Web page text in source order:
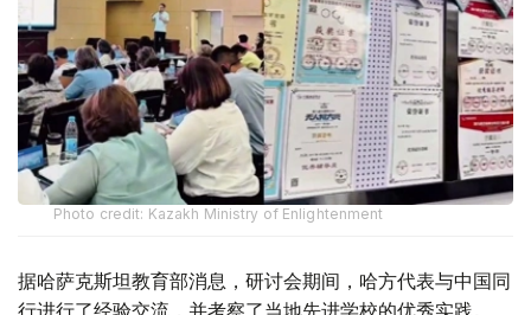
Photo credit: Kazakh Ministry of Enlightenment
据哈萨克斯坦教育部消息，研讨会期间，哈方代表与中国同